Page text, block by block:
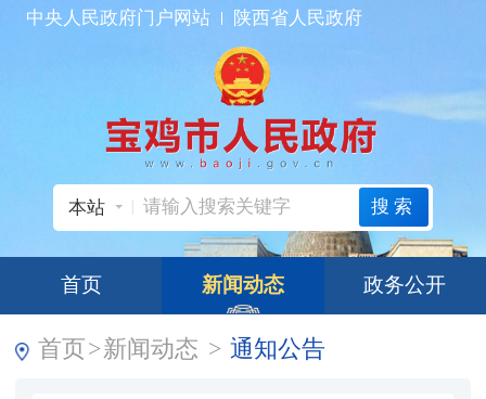
中央人民政府门户网站 陕西省人民政府
本站 搜索
首页 新闻动态 政务公开
首页>新闻动态 > 通知公告